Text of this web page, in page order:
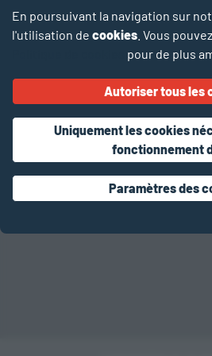
En poursuivant la navigation sur
l'utilisation de cookies . Vous
pour de plus
Autoriser tous les
Uniquement les cookies
fonctionnement
Paramètres des